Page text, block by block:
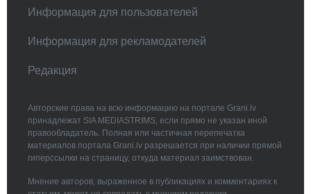
Информация для пользователей
Информация для рекламодателей
Редакция
Авторские права на всю информацию на портале Grani.lv
принадлежат SIA MEDIASTRIMS, если прямо не указан иной
правообладатель. Полная или частичная перепечатка
материалов портала Grani.lv разрешается при наличии прямой
гиперссылки на страницу, откуда материал заимствован.
Мнение авторов, выраженное в публикациях и комментариях к